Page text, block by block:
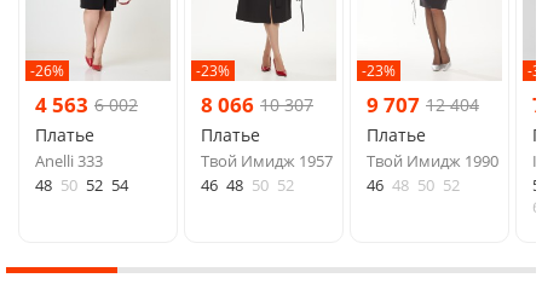
-26%
4 563 6 002
Платье
Anelli 333
48 50 52 54
-23%
8 066 10 307
Платье
Твой Имидж 1957
46 48 50 52
-23%
9 707 12 404
Платье
Твой Имидж 1990
46 48 50 52
-